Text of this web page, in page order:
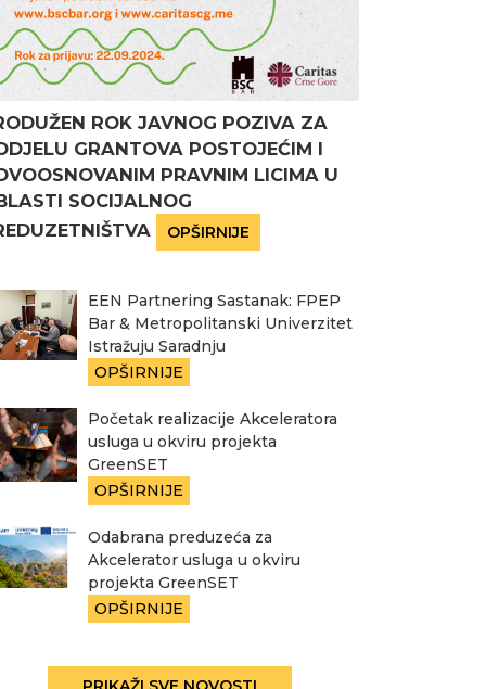
ROK JAVNOG POZIVA ZA
GRANTOVA POSTOJEĆIM I
PRAVNIM LICIMA U
SOCIJALNOG
OPŠIRNIJE
EEN Partnering Sastanak: FPEP
Bar & Metropolitanski Univerzitet
Istražuju Saradnju
OPŠIRNIJE
Početak realizacije Akceleratora
usluga u okviru projekta
GreenSET
OPŠIRNIJE
Odabrana preduzeća za
Akcelerator usluga u okviru
projekta GreenSET
OPŠIRNIJE